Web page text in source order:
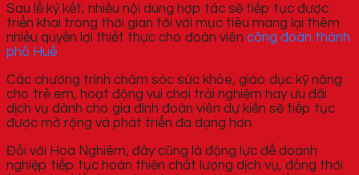
Sau lễ ký kết, nhiều nội dung hợp tác sẽ tiếp tục được
triển khai trong thời gian tới với mục tiêu mang lại thêm
nhiều quyền lợi thiết thực cho đoàn viên công đoàn thành
phố Huế.
Các chương trình chăm sóc sức khỏe, giáo dục kỹ năng
cho trẻ em, hoạt động vui chơi trải nghiệm hay ưu đãi
dịch vụ dành cho gia đình đoàn viên dự kiến sẽ tiếp tục
được mở rộng và phát triển đa dạng hơn.
Đối với Hoa Nghiêm, đây cũng là động lực để doanh
nghiệp tiếp tục hoàn thiện chất lượng dịch vụ, đồng thời